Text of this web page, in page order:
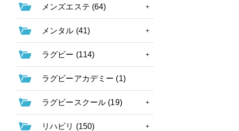
メンズエステ (64)
メンタル (41)
ラグビー (114)
ラグビーアカデミー (1)
ラグビースクール (19)
リハビリ (150)